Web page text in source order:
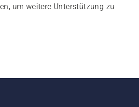
um weitere Unterstützung zu